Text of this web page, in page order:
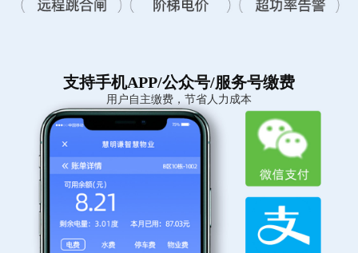
支持手机APP/公众号/服务号缴费
用户自主缴费，节省人力成本